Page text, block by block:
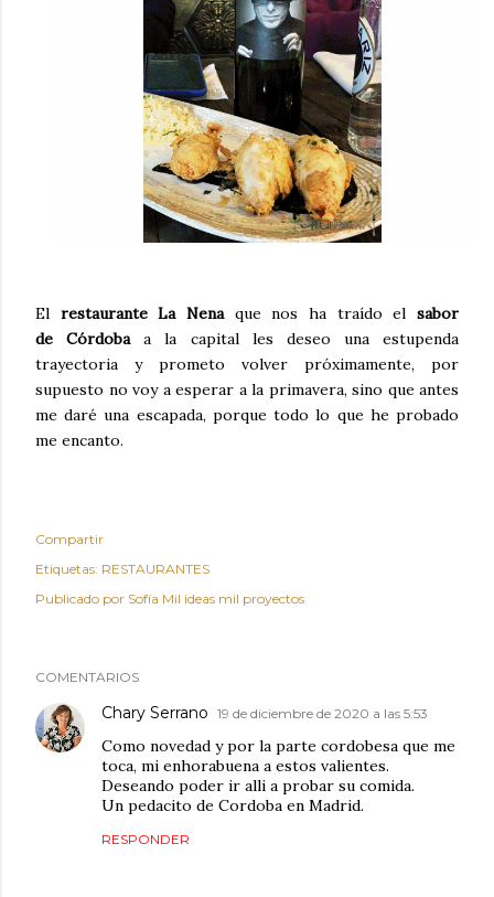
El restaurante La Nenaque nos ha traído elsabor
de Córdobaa la capital les deseo una estupenda
trayectoria y prometo volver próximamente, por
supuesto no voy a esperar a la primavera, sino que antes
me daré una escapada, porque todo lo que he probado
me encanto.
Compartir
Etiquetas: RESTAURANTES
Publicado por Sofía Mil ideas mil proyectos
COMENTARIOS
Chary Serrano 19 de diciembre de 2020 a las 5:53
Como novedad y por la parte cordobesa que me
toca, mi enhorabuena a estos valientes.
Deseando poder ir alli a probar su comida.
Un pedacito de Cordoba en Madrid.
RESPONDER